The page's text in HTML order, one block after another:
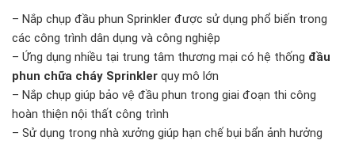
– Nắp chụp đầu phun Sprinkler được sử dụng phổ biến trong
các công trình dân dụng và công nghiệp
– Ứng dụng nhiều tại trung tâm thương mại có hệ thống đầu
phun chữa cháy Sprinkler quy mô lớn
– Nắp chụp giúp bảo vệ đầu phun trong giai đoạn thi công
hoàn thiện nội thất công trình
– Sử dụng trong nhà xưởng giúp hạn chế bụi bẩn ảnh hưởng